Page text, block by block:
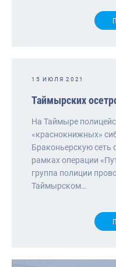
15 ИЮЛЯ 2021
Таймырских
На Таймыре
«краснокнижных»
Браконьерскую сеть
рамках операции
группа полиции
Таймырском…